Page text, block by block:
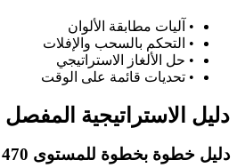
• آليات مطابقة الألوان
• التحكم بالسحب والإفلات
• حل الألغاز الاستراتيجي
• تحديات قائمة على الوقت
دليل الاستراتيجية المفصل
دليل خطوة بخطوة للمستوى 470